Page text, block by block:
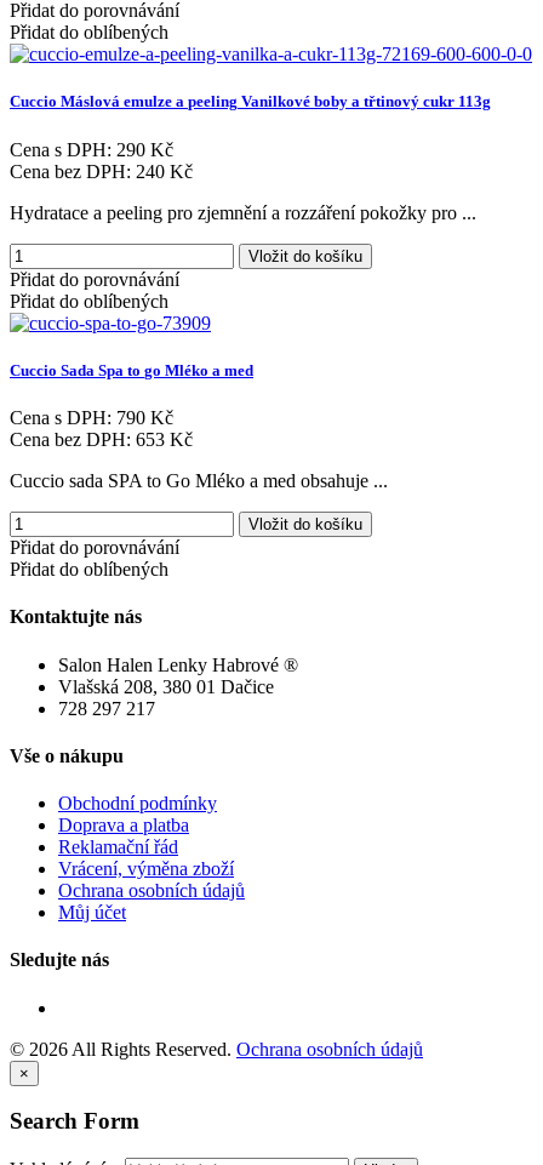
Přidat do porovnávání
Přidat do oblíbených
Cuccio Máslová emulze a peeling Vanilkové boby a třtinový cukr 113g
Cena s DPH: 290 Kč
Cena bez DPH: 240 Kč
Hydratace a peeling pro zjemnění a rozzáření pokožky pro ...
Vložit do košíku
Přidat do porovnávání
Přidat do oblíbených
Cuccio Sada Spa to go Mléko a med
Cena s DPH: 790 Kč
Cena bez DPH: 653 Kč
Cuccio sada SPA to Go Mléko a med obsahuje ...
Vložit do košíku
Přidat do porovnávání
Přidat do oblíbených
Kontaktujte nás
Salon Halen Lenky Habrové ®
Vlašská 208, 380 01 Dačice
728 297 217
Vše o nákupu
Obchodní podmínky
Doprava a platba
Reklamační řád
Vrácení, výměna zboží
Ochrana osobních údajů
Můj účet
Sledujte nás
© 2026 All Rights Reserved. Ochrana osobních údajů
×
Search Form